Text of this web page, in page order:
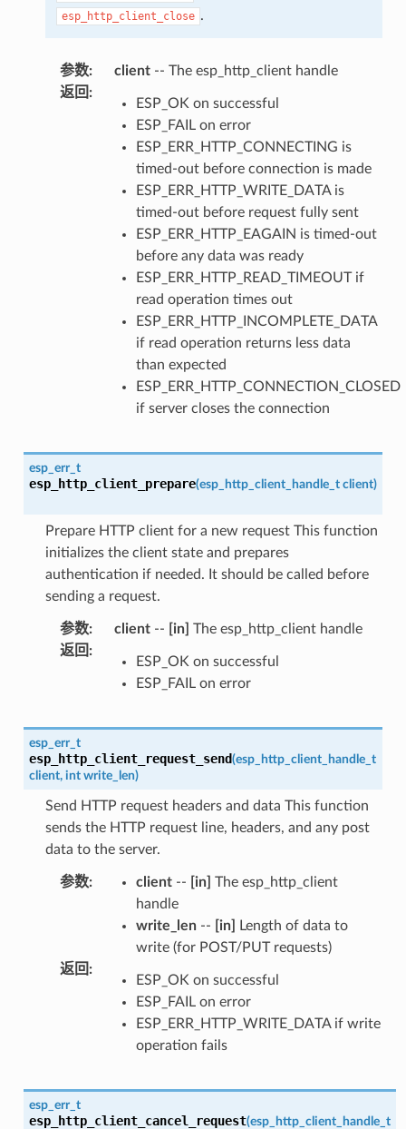
esp_http_client_close .
参数: client-- The esp_http_client handle
返回 :
ESP_OK on successful
ESP_FAIL on error
ESP_ERR_HTTP_CONNECTING is
timed-out before connection is made
ESP_ERR_HTTP_WRITE_DATA is
timed-out before request fully sent
ESP_ERR_HTTP_EAGAIN is timed-out
before any data was ready
ESP_ERR_HTTP_READ_TIMEOUT if
read operation times out
ESP_ERR_HTTP_INCOMPLETE_DATA
if read operation returns less data
than expected
ESP_ERR_HTTP_CONNECTION_CLOSED
if server closes the connection
esp_err_t
esp_http_client_prepare(esp_http_client_handle_t client)
Prepare HTTP client for a new request This function
initializes the client state and prepares
authentication if needed. It should be called before
sending a request.
参数: client-- [in] The esp_http_client handle
返回 :
ESP_OK on successful
ESP_FAIL on error
esp_err_t
esp_http_client_request_send(esp_http_client_handle_t
client, int write_len)
Send HTTP request headers and data This function
sends the HTTP request line, headers, and any post
data to the server.
参数: client-- [in] The esp_http_client
handle
write_len-- [in]
Length of data to
write (for POST/PUT requests)
返回 :
ESP_OK on successful
ESP_FAIL on error
ESP_ERR_HTTP_WRITE_DATA if write
operation fails
esp_err_t
esp_http_client_cancel_request(esp_http_client_handle_t